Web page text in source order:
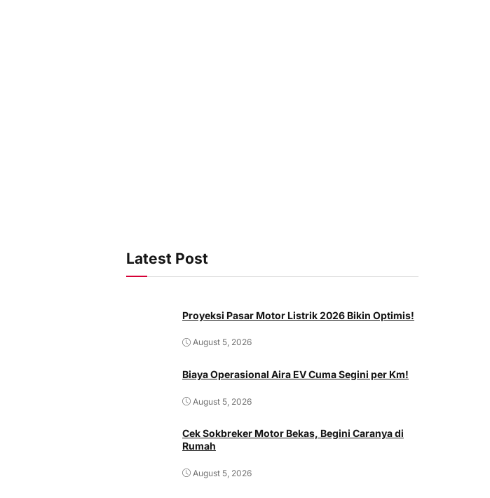
Latest Post
Proyeksi Pasar Motor Listrik 2026 Bikin Optimis!
August 5, 2026
Biaya Operasional Aira EV Cuma Segini per Km!
August 5, 2026
Cek Sokbreker Motor Bekas, Begini Caranya di
Rumah
August 5, 2026